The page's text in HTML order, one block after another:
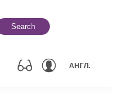
Search
АНГЛ.